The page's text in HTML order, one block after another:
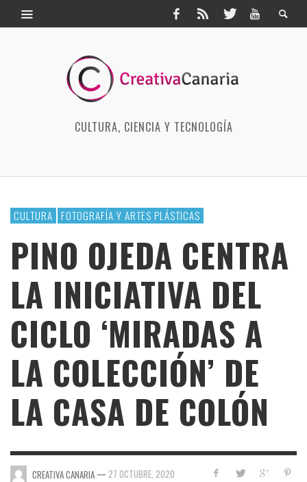
CULTURA, CIENCIA Y TECNOLOGÍA
CULTURA FOTOGRAFÍA Y ARTES PLÁSTICAS
PINO OJEDA CENTRA
LA INICIATIVA DEL
CICLO ‘MIRADAS A
LA COLECCIÓN’ DE
LA CASA DE COLÓN
CREATIVA CANARIA — 27 OCTUBRE, 2020